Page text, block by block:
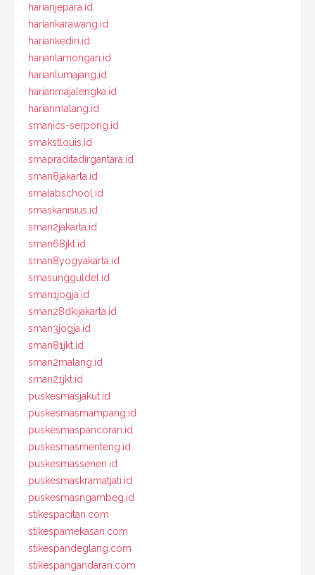
harianjepara.id
hariankarawang.id
hariankediri.id
harianlamongan.id
harianlumajang.id
harianmajalengka.id
harianmalang.id
smanics-serpong.id
smakstlouis.id
smapraditadirgantara.id
sman8jakarta.id
smalabschool.id
smaskanisius.id
sman2jakarta.id
sman68jkt.id
sman8yogyakarta.id
smasungguldel.id
sman1jogja.id
sman28dkijakarta.id
sman3jogja.id
sman81jkt.id
sman2malang.id
sman21jkt.id
puskesmasjakut.id
puskesmasmampang.id
puskesmaspancoran.id
puskesmasmenteng.id
puskesmassenen.id
puskesmaskramatjati.id
puskesmasngambeg.id
stikespacitan.com
stikespamekasan.com
stikespandeglang.com
stikespangandaran.com